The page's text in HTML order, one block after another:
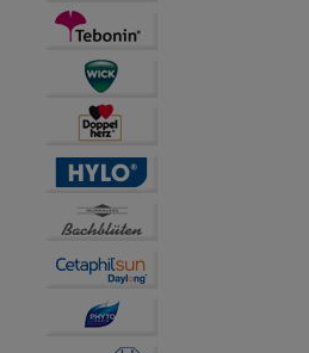
Hierüber lassen sich
Art und Weise der Nutzung
mit deren Hilfe wir unsere
können, den Inhalt
auch die Werbung auf
für Sie zu gestalten.
Daten hierfür teilweise an
soziale Medien